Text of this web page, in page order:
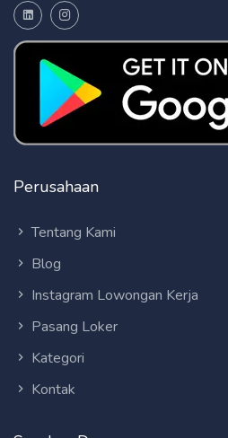
Perusahaan
Tentang Kami
Blog
Instagram Lowongan Kerja
Pasang Loker
Kategori
Kontak